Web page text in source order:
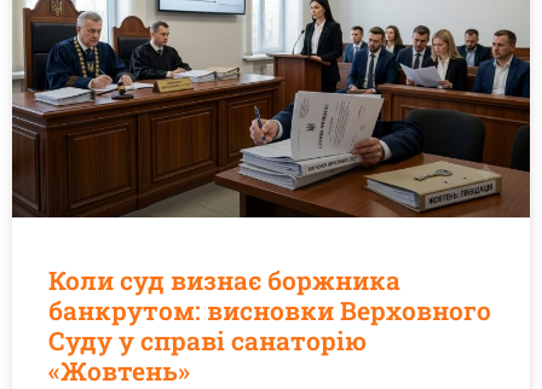
Коли суд визнає боржника
банкрутом: висновки Верховного
Суду у справі санаторію
«Жовтень»